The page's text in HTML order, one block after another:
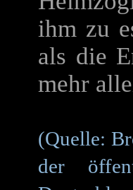
ihm zu
als die
mehr
(Quelle:
der